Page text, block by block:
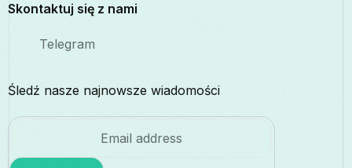
Skontaktuj się z nami
Telegram
Śledź nasze najnowsze wiadomości